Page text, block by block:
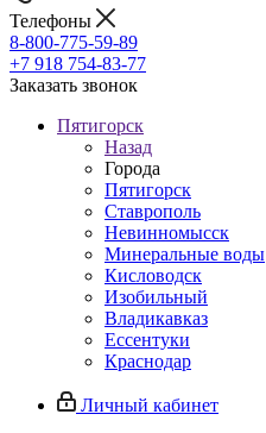
Телефоны
8-800-775-59-89
+7 918 754-83-77
Заказать звонок
Пятигорск
Назад
Города
Пятигорск
Ставрополь
Невинномысск
Минеральные воды
Кисловодск
Изобильный
Владикавказ
Ессентуки
Краснодар
Личный кабинет